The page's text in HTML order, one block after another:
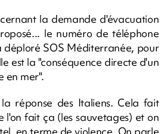
la demande d'évacuation
le numéro de téléphone
déploré SOS Méditerranée, pour
est la "conséquence directe d'un
en mer".
réponse des Italiens. Cela fait
l'on fait ça (les sauvetages) et on